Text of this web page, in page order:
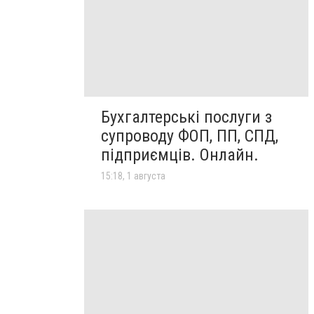
Бухгалтерські послуги з
супроводу ФОП, ПП, СПД,
підприємців. Онлайн.
15:18, 1 августа